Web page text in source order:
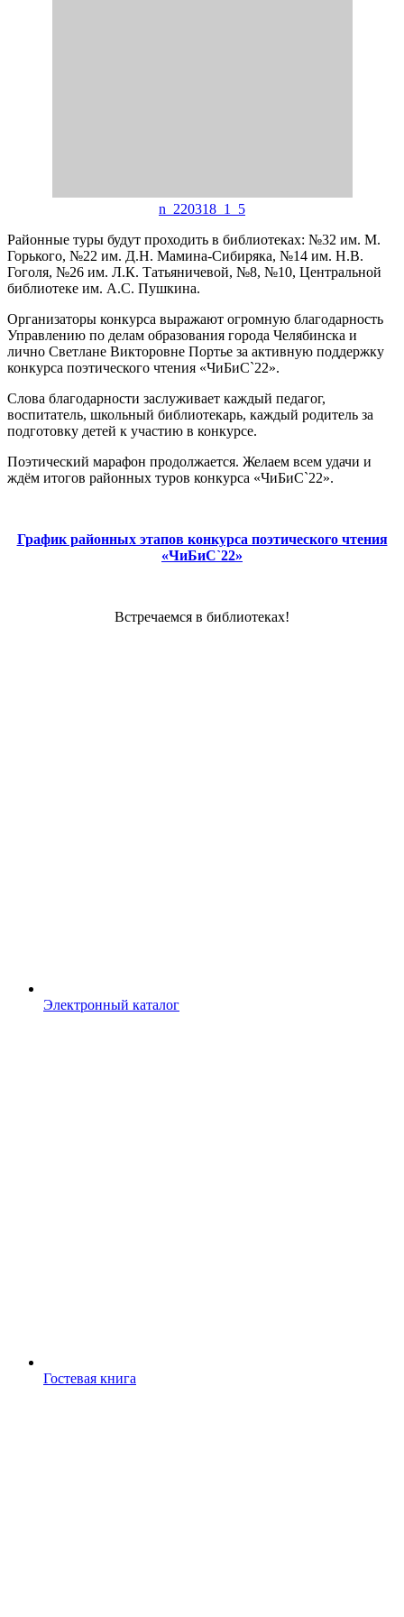
n_220318_1_5
Районные туры будут проходить в библиотеках: №32 им. М.
Горького, №22 им. Д.Н. Мамина-Сибиряка, №14 им. Н.В.
Гоголя, №26 им. Л.К. Татьяничевой, №8, №10, Центральной
библиотеке им. А.С. Пушкина.
Организаторы конкурса выражают огромную благодарность
Управлению по делам образования города Челябинска и
лично Светлане Викторовне Портье за активную поддержку
конкурса поэтического чтения «ЧиБиС`22».
Слова благодарности заслуживает каждый педагог,
воспитатель, школьный библиотекарь, каждый родитель за
подготовку детей к участию в конкурсе.
Поэтический марафон продолжается. Желаем всем удачи и
ждём итогов районных туров конкурса «ЧиБиС`22».
График районных этапов конкурса поэтического чтения
«ЧиБиС`22»
Встречаемся в библиотеках!
Электронный каталог
Гостевая книга